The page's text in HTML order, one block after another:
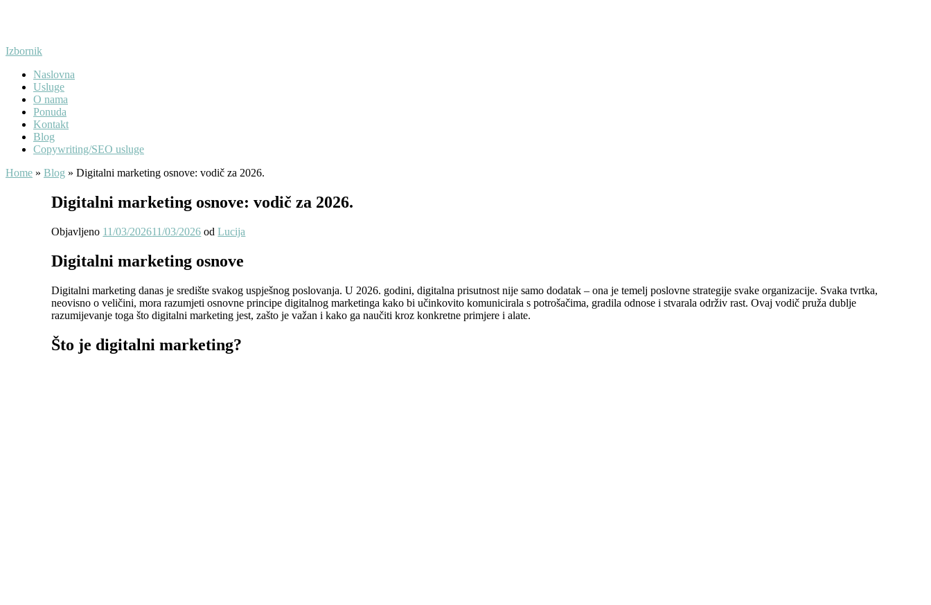
Izbornik
Naslovna
Usluge
O nama
Ponuda
Kontakt
Blog
Copywriting/SEO usluge
Home » Blog » Digitalni marketing osnove: vodič za 2026.
Digitalni marketing osnove: vodič za 2026.
Objavljeno 11/03/202611/03/2026 odLucija
Digitalni marketing osnove
Digitalni marketing danas je središte svakog uspješnog poslovanja. U 2026. godini, digitalna prisutnost nije samo dodatak – ona je temelj poslovne strategije svake organizacije. Svaka tvrtka,
neovisno o veličini, mora razumjeti osnovne principe digitalnog marketinga kako bi učinkovito komunicirala s potrošačima, gradila odnose i stvarala održiv rast. Ovaj vodič pruža dublje
razumijevanje toga što digitalni marketing jest, zašto je važan i kako ga naučiti kroz konkretne primjere i alate.
Što je digitalni marketing?